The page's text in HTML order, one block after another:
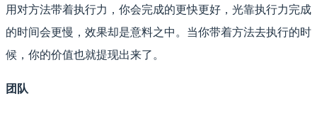
用对方法带着执行力，你会完成的更快更好，光靠执行力完成
的时间会更慢，效果却是意料之中。当你带着方法去执行的时
候，你的价值也就提现出来了。
团队